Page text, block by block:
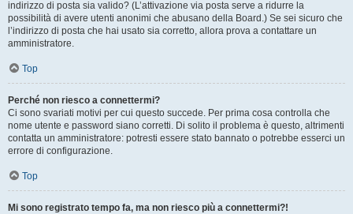
indirizzo di posta sia valido? (L’attivazione via posta serve a ridurre la
possibilità di avere utenti anonimi che abusano della Board.) Se sei sicuro che
l’indirizzo di posta che hai usato sia corretto, allora prova a contattare un
amministratore.
Top
Perché non riesco a connettermi?
Ci sono svariati motivi per cui questo succede. Per prima cosa controlla che
nome utente e password siano corretti. Di solito il problema è questo, altrimenti
contatta un amministratore: potresti essere stato bannato o potrebbe esserci un
errore di configurazione.
Top
Mi sono registrato tempo fa, ma non riesco più a connettermi?!